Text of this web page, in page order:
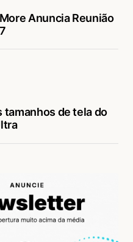
Anuncia Reunião
tamanhos de tela do